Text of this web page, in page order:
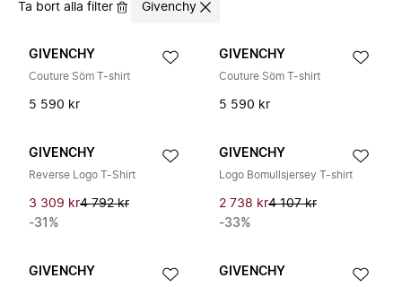
Ta bort alla filter Givenchy
GIVENCHY
Couture Söm T-shirt
5 590 kr
GIVENCHY
Couture Söm T-shirt
5 590 kr
GIVENCHY
Reverse Logo T-Shirt
3 309 kr4 792 kr
-31%
GIVENCHY
Logo Bomullsjersey T-shirt
2 738 kr4 107 kr
-33%
GIVENCHY GIVENCHY